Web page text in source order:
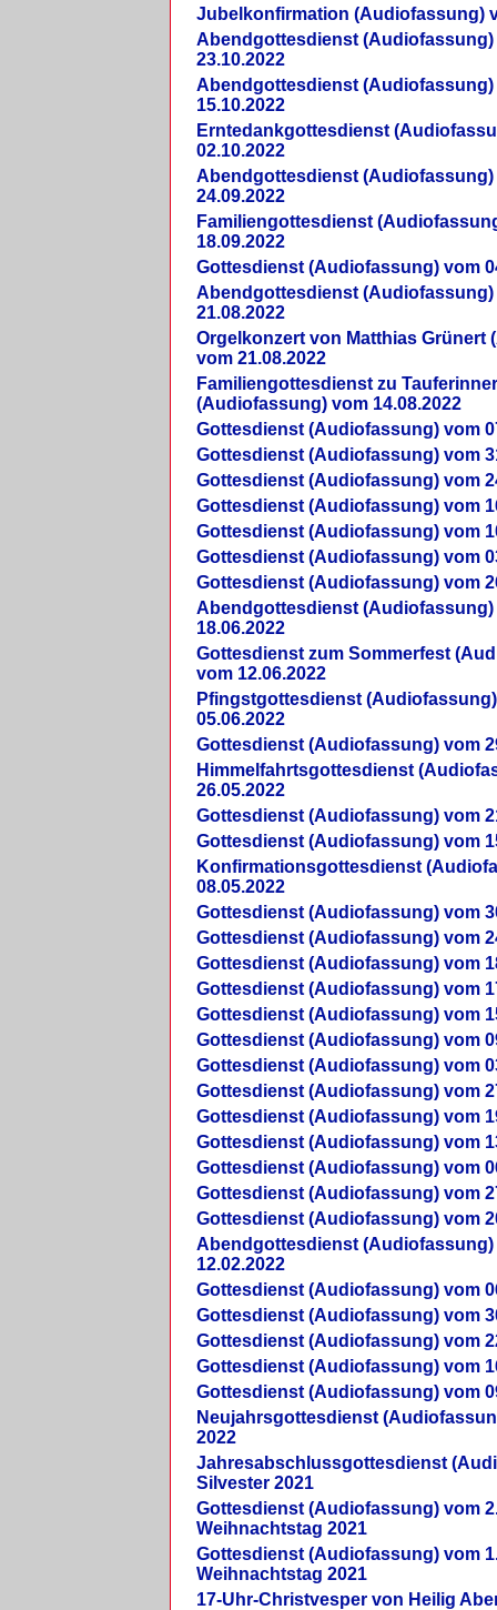
Jubelkonfirmation (Audiofassung)
Abendgottesdienst (Audiofassung)
23.10.2022
Abendgottesdienst (Audiofassung)
15.10.2022
Erntedankgottesdienst
02.10.2022
Abendgottesdienst (Audiofassung)
24.09.2022
Familiengottesdienst
18.09.2022
Gottesdienst (Audiofassung) vom
Abendgottesdienst (Audiofassung)
21.08.2022
Orgelkonzert von Matthias Grünert
vom 21.08.2022
Familiengottesdienst zu
(Audiofassung) vom 14.08.2022
Gottesdienst (Audiofassung) vom
Gottesdienst (Audiofassung) vom
Gottesdienst (Audiofassung) vom
Gottesdienst (Audiofassung) vom
Gottesdienst (Audiofassung) vom
Gottesdienst (Audiofassung) vom
Gottesdienst (Audiofassung) vom
Abendgottesdienst (Audiofassung)
18.06.2022
Gottesdienst zum Sommerfest
vom 12.06.2022
Pfingstgottesdienst
05.06.2022
Gottesdienst (Audiofassung) vom
Himmelfahrtsgottesdienst
26.05.2022
Gottesdienst (Audiofassung) vom
Gottesdienst (Audiofassung) vom
Konfirmationsgottesdienst
08.05.2022
Gottesdienst (Audiofassung) vom
Gottesdienst (Audiofassung) vom
Gottesdienst (Audiofassung) vom
Gottesdienst (Audiofassung) vom
Gottesdienst (Audiofassung) vom
Gottesdienst (Audiofassung) vom
Gottesdienst (Audiofassung) vom
Gottesdienst (Audiofassung) vom
Gottesdienst (Audiofassung) vom
Gottesdienst (Audiofassung) vom
Gottesdienst (Audiofassung) vom
Gottesdienst (Audiofassung) vom
Gottesdienst (Audiofassung) vom
Abendgottesdienst (Audiofassung)
12.02.2022
Gottesdienst (Audiofassung) vom
Gottesdienst (Audiofassung) vom
Gottesdienst (Audiofassung) vom
Gottesdienst (Audiofassung) vom
Gottesdienst (Audiofassung) vom
Neujahrsgottesdienst
2022
Jahresabschlussgottesdienst
Silvester 2021
Gottesdienst (Audiofassung) vom
Weihnachtstag 2021
Gottesdienst (Audiofassung) vom
Weihnachtstag 2021
17-Uhr-Christvesper von Heilig